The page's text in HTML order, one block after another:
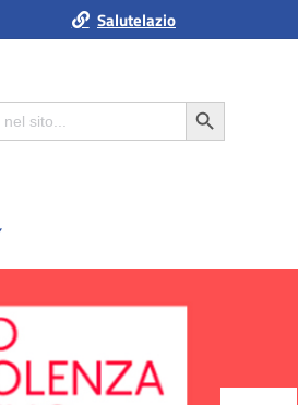
Salutelazio
Search Button